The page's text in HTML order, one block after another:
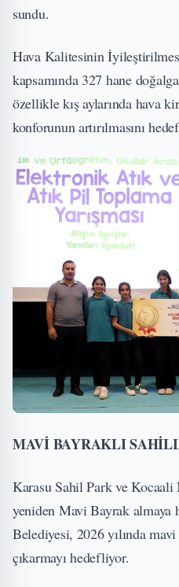
sundu.
Hava Kalitesinin
kapsamında 327 hane
özellikle kış aylarında hava
konforunun artırılmasını
MAVİ BAYRAKLI
Karasu Sahil Park ve Kocaali
yeniden Mavi Bayrak almaya
Belediyesi, 2026 yılında mavi
çıkarmayı hedefliyor.